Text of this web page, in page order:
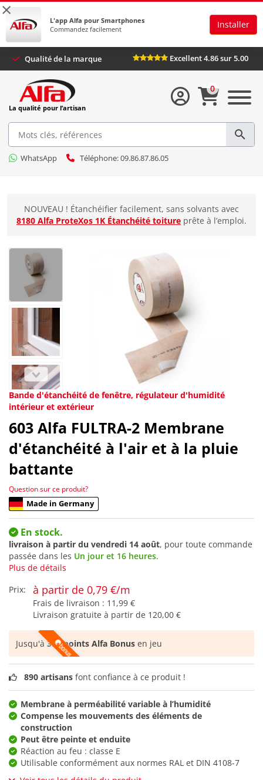
×
L'app Alfa pour Smartphones
Commandez facilement
Installer
Qualité de la marque Excellent 4.86 sur 5.00
La qualité pour l’artisan
WhatsApp Téléphone: 09.86.87.86.05
0
NOUVEAU ! Étanchéifier facilement, sans solvants avec
8180 Alfa ProteXos 1K Étanchéité toiture prête à l’emploi.
Bande d'étanchéité de fenêtre, régulateur d'humidité
intérieur et extérieur
603 Alfa FULTRA-2 Membrane
d'étanchéité à l'air et à la pluie
battante
Question sur ce produit?
Made in Germany
En stock.
livraison à partir du vendredi 14 août, pour toute commande
passée dans les Un jour et 16 heures.
Plus de détails
Prix:
à partir de 0,79 €/m
Frais de livraison : 11,99 €
Livraison gratuite à partir de 120,00 €
Jusqu'à393 points Alfa Bonus en jeu
890 artisans font confiance à ce produit !
Membrane à perméabilité variable à l’humidité
Compense les mouvements des éléments de
construction
Peut être peinte et enduite
Réaction au feu : classe E
Utilisable conformément aux normes RAL et DIN 4108-7